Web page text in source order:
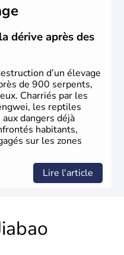
été la dernière à régner
lorsque la Chine s'est
son indépendance
d'inventions avant-
utilisatrice du papier,
de la boussole et de
dérive après des
d’un élevage
de 900 serpents,
Charriés par les
les reptiles
dangers déjà
habitants,
sur les zones
Lire l'article